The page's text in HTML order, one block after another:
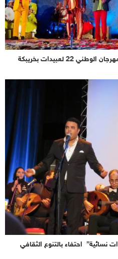
لعبيدات بخريبكة
نسائية” احتفاء بالتنوع الثقافي